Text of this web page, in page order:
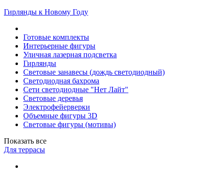
Гирлянды к Новому Году
Готовые комплекты
Интерьерные фигуры
Уличная лазерная подсветка
Гирлянды
Световые занавесы (дождь светодиодный)
Светодиодная бахрома
Сети светодиодные "Нет Лайт"
Световые деревья
Электрофейерверки
Объемные фигуры 3D
Световые фигуры (мотивы)
Показать все
Для террасы